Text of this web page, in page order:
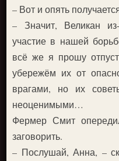
– Вот и опять
– Значит, Великан
участие в нашей
всё же я прошу
убережём их от
врагами, но их
неоценимыми…
Фермер Смит
заговорить.
– Послушай, Анна, –